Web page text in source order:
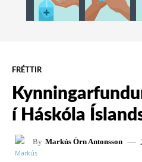
FRÉTTIR
í Háskóla
By Markús Örn Antonsson